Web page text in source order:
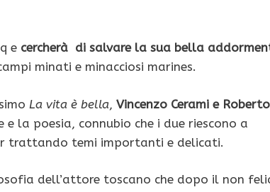
e cercherà di salvare la sua bella
minati e minacciosi marines.
La vita è bella, Vincenzo Cerami e
la poesia, connubio che i due riescono a
trattando temi importanti e delicati.
dell’attore toscano che dopo il non